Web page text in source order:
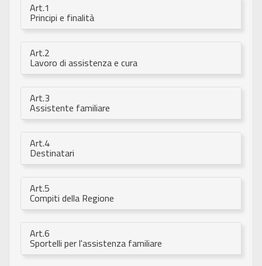
Art.1
Principi e finalità
Art.2
Lavoro di assistenza e cura
Art.3
Assistente familiare
Art.4
Destinatari
Art.5
Compiti della Regione
Art.6
Sportelli per l'assistenza familiare